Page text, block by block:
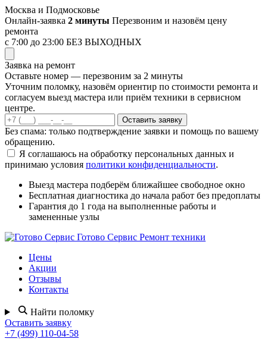
Перейти
к
содержимому
Москва и Подмосковье
Онлайн-заявка 2 минуты Перезвоним и назовём цену
ремонта
с 7:00 до 23:00 БЕЗ ВЫХОДНЫХ
Заявка на ремонт
Оставьте номер — перезвоним за 2 минуты
Уточним поломку, назовём ориентир по стоимости ремонта и
согласуем выезд мастера или приём техники в сервисном
центре.
Оставить заявку
Без спама: только подтверждение заявки и помощь по вашему
обращению.
Я соглашаюсь на обработку персональных данных и
принимаю условия политики конфиденциальности.
Выезд мастера подберём ближайшее свободное окно
Бесплатная диагностика до начала работ без предоплаты
Гарантия до 1 года на выполненные работы и
замененные узлы
Готово Сервис Ремонт техники
Цены
Акции
Отзывы
Контакты
Найти поломку
Оставить заявку
+7 (499) 110-04-58